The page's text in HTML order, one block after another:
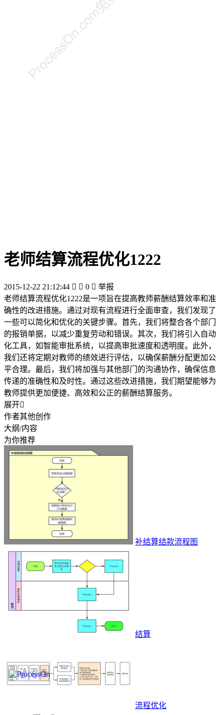
老师结算流程优化1222
2015-12-22 21:12:44   0  举报
老师结算流程优化1222是一项旨在提高教师薪酬结算效率和准
确性的改进措施。通过对现有流程进行全面审查，我们发现了
一些可以简化和优化的关键步骤。首先，我们将整合各个部门
的报销单据，以减少重复劳动和错误。其次，我们将引入自动
化工具，如智能审批系统，以提高审批速度和透明度。此外，
我们还将定期对教师的绩效进行评估，以确保薪酬分配更加公
平合理。最后，我们将加强与其他部门的沟通协作，确保信息
传递的准确性和及时性。通过这些改进措施，我们期望能够为
教师提供更加便捷、高效和公正的薪酬结算服务。
展开
作者其他创作
大纲/内容
为你推荐
补结算结款流程图
结算
流程优化